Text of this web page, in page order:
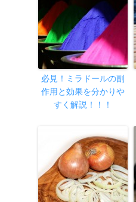
必見！ミラドールの副
作用と効果を分かりや
すく解説！！！